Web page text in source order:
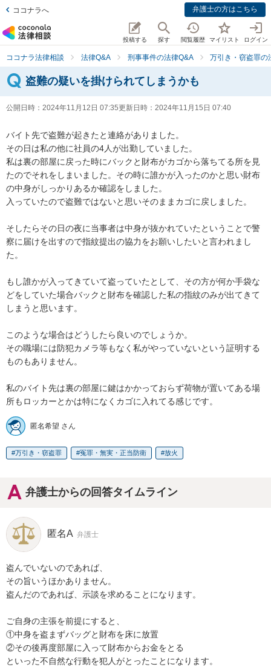
ココナラへ 弁護士の方はこちら
投稿する 探す 閲覧履歴 マイリスト ログイン
ココナラ法律相談 法律Q&A 刑事事件の法律Q&A 万引き・窃盗罪の
盗難の疑いを掛けられてしまうかも
公開日時： 2024年11月12日 07:35更新日時： 2024年11月15日 07:40
バイト先で盗難が起きたと連絡がありました。
その日は私の他に社員の4人が出勤していました。
私は裏の部屋に戻った時にバックと財布がカゴから落ちてる所を見
たのでそれをしまいました。その時に誰かが入ったのかと思い財布
の中身がしっかりあるか確認をしました。
入っていたので盗難ではないと思いそのままカゴに戻しました。
そしたらその日の夜に当事者は中身が抜かれていたということで警
察に届けを出すので指紋提出の協力をお願いしたいと言われまし
た。
もし誰かが入ってきていて盗っていたとして、その方が何か手袋な
どをしていた場合バックと財布を確認した私の指紋のみが出てきて
しまうと思います。
このような場合はどうしたら良いのでしょうか。
その職場には防犯カメラ等もなく私がやっていないという証明する
ものもありません。
私のバイト先は裏の部屋に鍵はかかっておらず荷物が置いてある場
所もロッカーとかは特になくカゴに入れてる感じです。
匿名希望 さん
万引き・窃盗罪 冤罪・無実・正当防衛 放火
弁護士からの回答タイムライン
匿名A 弁護士
盗んでいないのであれば、
その旨いうほかありません。
盗んだのであれば、示談を求めることになります。
ご自身の主張を前提にすると、
①中身を盗まずバッグと財布を床に放置
②その後再度部屋に入って財布からお金をとる
といった不自然な行動を犯人がとったことになります。